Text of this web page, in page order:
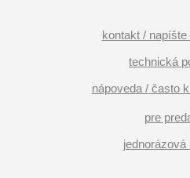
kontakt / napíšte
technická
nápoveda / často
pre
jednorázová